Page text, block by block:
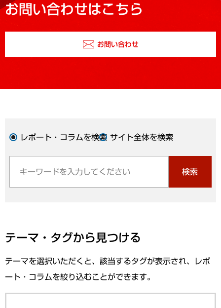
お問い合わせはこちら
お問い合わせ
レポート・コラムを検索 サイト全体を検索
検索
テーマ・タグから見つける
テーマを選択いただくと、該当するタグが表示され、レポ
ート・コラムを絞り込むことができます。